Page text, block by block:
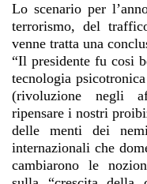
Lo scenario per
terrorismo, del
venne tratta una
“Il presidente fu cosi
tecnologia
(rivoluzione negli
ripensare i nostri
delle menti dei
internazionali che
cambiarono le